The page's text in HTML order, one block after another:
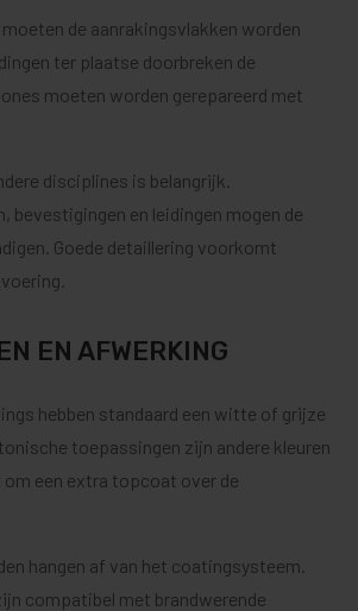
de aanrakingsvlakken worden
ter plaatse doorbreken de
moeten worden gerepareerd met
disciplines is belangrijk.
bevestigingen en leidingen mogen de
Goede detaillering voorkomt
EN AFWERKING
hebben standaard een witte of grijze
toepassingen zijn andere kleuren
een extra topcoat over de
hangen af van het coatingsysteem.
compatibel met brandwerende